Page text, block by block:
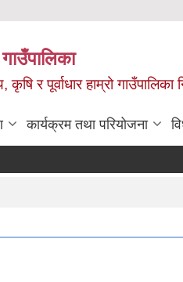
कृषि र पूर्वाधार हाम्रो
कार्यक्रम तथा परियोजना